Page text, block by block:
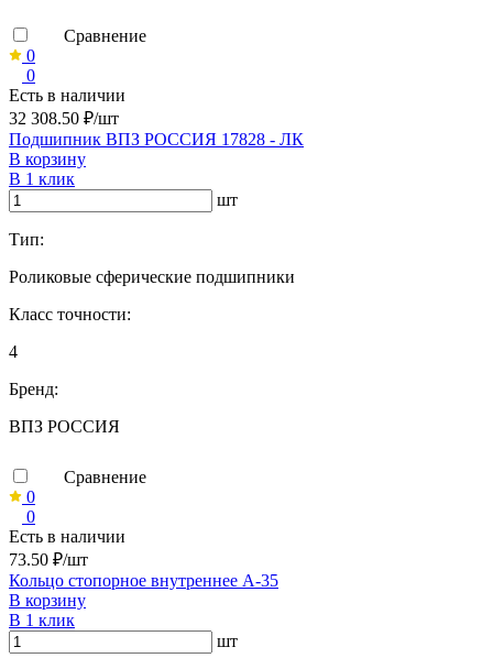
Сравнение
0
0
Есть в наличии
32 308.50 ₽/шт
Подшипник ВПЗ РОССИЯ 17828 - ЛК
В корзину
В 1 клик
шт
Тип:
Роликовые сферические подшипники
Класс точности:
4
Бренд:
ВПЗ РОССИЯ
Сравнение
0
0
Есть в наличии
73.50 ₽/шт
Кольцо стопорное внутреннее А-35
В корзину
В 1 клик
шт